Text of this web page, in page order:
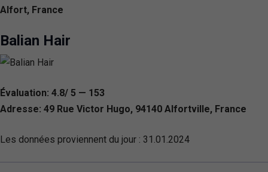
Alfort, France
Balian Hair
Évaluation: 4.8/ 5 — 153
Adresse: 49 Rue Victor Hugo, 94140 Alfortville, France
Les données proviennent du jour : 31.01.2024